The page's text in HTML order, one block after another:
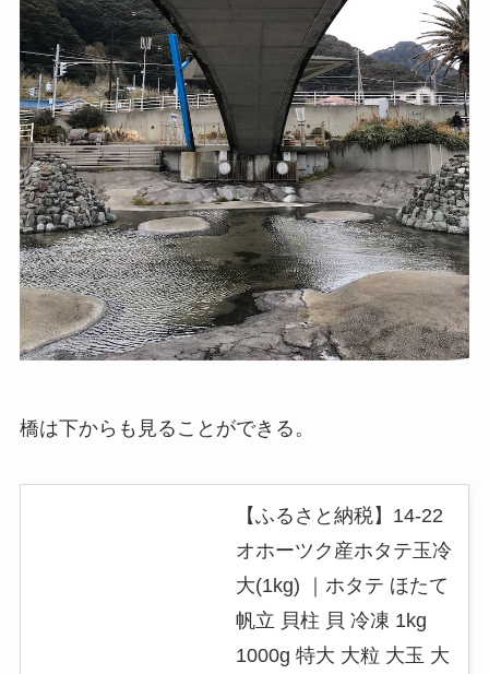
橋は下からも見ることができる。
【ふるさと納税】14-22
オホーツク産ホタテ玉冷
大(1kg) ｜ホタテ ほたて
帆立 貝柱 貝 冷凍 1kg
1000g 特大 大粒 大玉 大